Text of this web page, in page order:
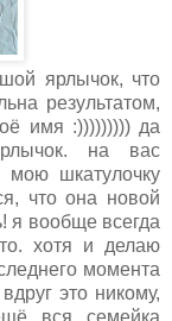
ярлычок, что
результатом,
имя :))))))))) да
на вас
мою шкатулочку
что она новой
я вообще всегда
хотя и делаю
момента
это никому,
вся семейка